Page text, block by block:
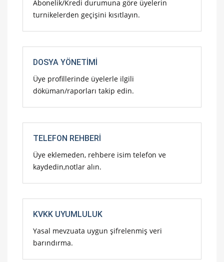
Abonelik/Kredi durumuna göre üyelerin
turnikelerden geçişini kısıtlayın.
DOSYA YÖNETIMI
Üye profillerinde üyelerle ilgili
döküman/raporları takip edin.
TELEFON REHBERI
Üye eklemeden, rehbere isim telefon ve
kaydedin,notlar alın.
KVKK UYUMLULUK
Yasal mevzuata uygun şifrelenmiş veri
barındırma.